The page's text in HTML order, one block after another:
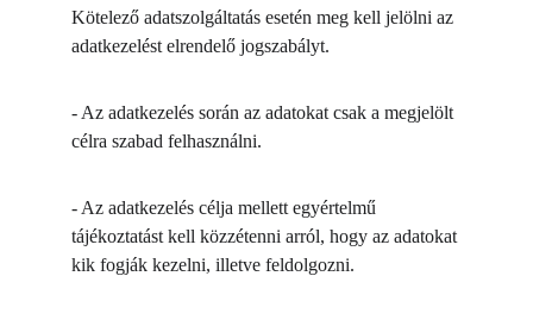
Kötelező adatszolgáltatás esetén meg kell jelölni az
adatkezelést elrendelő jogszabályt.
- Az adatkezelés során az adatokat csak a megjelölt
célra szabad felhasználni.
- Az adatkezelés célja mellett egyértelmű
tájékoztatást kell közzétenni arról, hogy az adatokat
kik fogják kezelni, illetve feldolgozni.